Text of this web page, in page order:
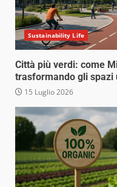
Sustainability Life
Città più verdi: come
trasformando gli spazi
15 Luglio 2026